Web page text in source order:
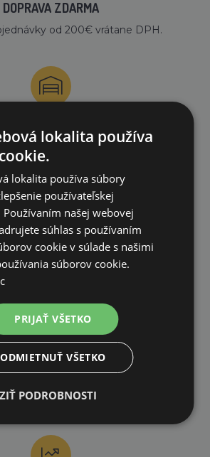
DOPRAVA ZDARMA
od 200€ vrátane DPH.
VLASTNÝ SKLAD
držíme priamo skladom
RÝCHLE DODANIE
REKLAMÁCIA
lokalita používa
lokalita používa súbory
používateľskej
Používaním našej webovej
súhlas s používaním
cookie v súlade s našimi
súborov cookie.
PRIJAŤ VŠETKO
ODMIETNUŤ VŠETKO
PODROBNOSTI